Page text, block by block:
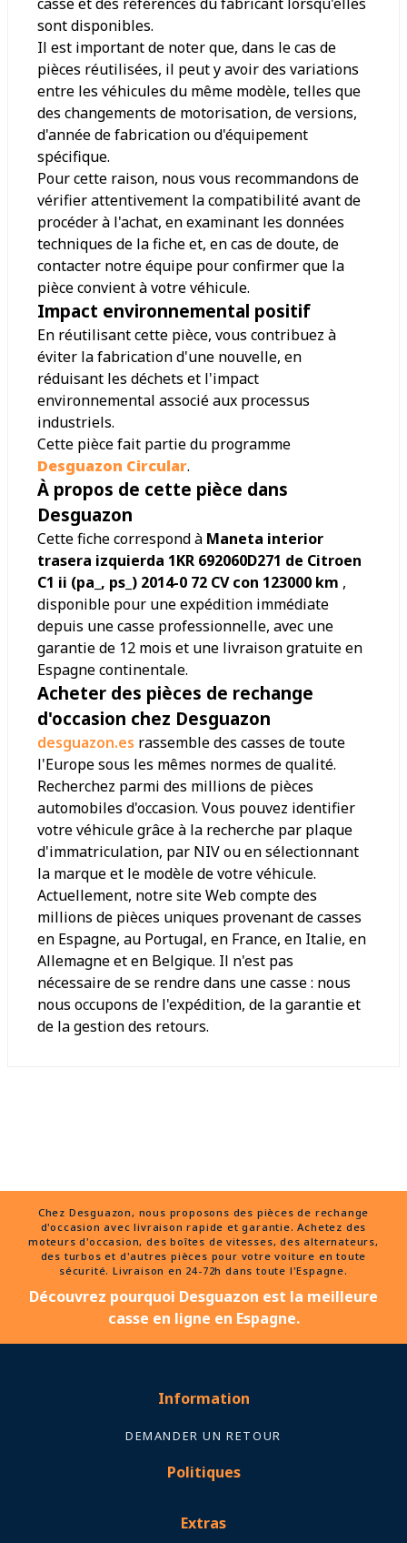
sont disponibles.
Il est important de noter que, dans le cas de
pièces réutilisées, il peut y avoir des variations
entre les véhicules du même modèle, telles que
des changements de motorisation, de versions,
d'année de fabrication ou d'équipement
spécifique.
Pour cette raison, nous vous recommandons de
vérifier attentivement la compatibilité avant de
procéder à l'achat, en examinant les données
techniques de la fiche et, en cas de doute, de
contacter notre équipe pour confirmer que la
pièce convient à votre véhicule.
Impact environnemental positif
En réutilisant cette pièce, vous contribuez à
éviter la fabrication d'une nouvelle, en
réduisant les déchets et l'impact
environnemental associé aux processus
industriels.
Cette pièce fait partie du programme
Desguazon Circular.
À propos de cette pièce dans
Desguazon
Cette fiche correspond à Maneta interior
trasera izquierda 1KR 692060D271 de Citroen
C1 ii (pa_, ps_) 2014-0 72 CV con 123000 km ,
disponible pour une expédition immédiate
depuis une casse professionnelle, avec une
garantie de 12 mois et une livraison gratuite en
Espagne continentale.
Acheter des pièces de rechange
d'occasion chez Desguazon
desguazon.es rassemble des casses de toute
l'Europe sous les mêmes normes de qualité.
Recherchez parmi des millions de pièces
automobiles d'occasion. Vous pouvez identifier
votre véhicule grâce à la recherche par plaque
d'immatriculation, par NIV ou en sélectionnant
la marque et le modèle de votre véhicule.
Actuellement, notre site Web compte des
millions de pièces uniques provenant de casses
en Espagne, au Portugal, en France, en Italie, en
Allemagne et en Belgique. Il n'est pas
nécessaire de se rendre dans une casse : nous
nous occupons de l'expédition, de la garantie et
de la gestion des retours.
Chez Desguazon, nous proposons des pièces de rechange
d'occasion avec livraison rapide et garantie. Achetez des
moteurs d'occasion, des boîtes de vitesses, des alternateurs,
des turbos et d'autres pièces pour votre voiture en toute
sécurité. Livraison en 24-72h dans toute l'Espagne.
Découvrez pourquoi Desguazon est la meilleure
casse en ligne en Espagne.
Information
DEMANDER UN RETOUR
Politiques
Extras